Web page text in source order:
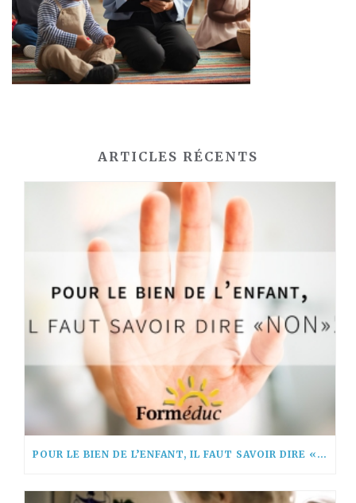
ARTICLES RÉCENTS
POUR LE BIEN DE L’ENFANT, IL FAUT SAVOIR DIRE « NON! »